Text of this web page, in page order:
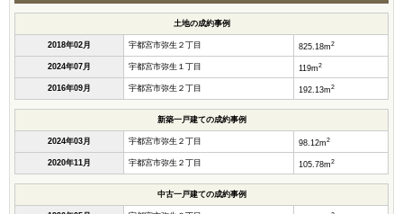
土地の成約事例
2018年02月 宇都宮市弥生２丁目 825.18m2
2024年07月 宇都宮市弥生１丁目 119m2
2016年09月 宇都宮市弥生２丁目 192.13m2
新築一戸建ての成約事例
2024年03月 宇都宮市弥生２丁目 98.12m2
2020年11月 宇都宮市弥生２丁目 105.78m2
中古一戸建ての成約事例